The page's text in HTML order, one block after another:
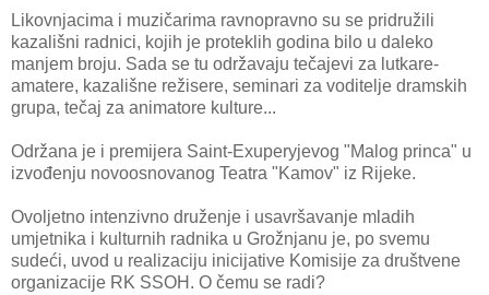
Likovnjacima i muzičarima ravnopravno su se pridružili
kazališni radnici, kojih je proteklih godina bilo u daleko
manjem broju. Sada se tu održavaju tečajevi za lutkare-
amatere, kazališne režisere, seminari za voditelje dramskih
grupa, tečaj za animatore kulture...
Održana je i premijera Saint-Exuperyjevog "Malog princa" u
izvođenju novoosnovanog Teatra "Kamov" iz Rijeke.
Ovoljetno intenzivno druženje i usavršavanje mladih
umjetnika i kulturnih radnika u Grožnjanu je, po svemu
sudeći, uvod u realizaciju inicijative Komisije za društvene
organizacije RK SSOH. O čemu se radi?